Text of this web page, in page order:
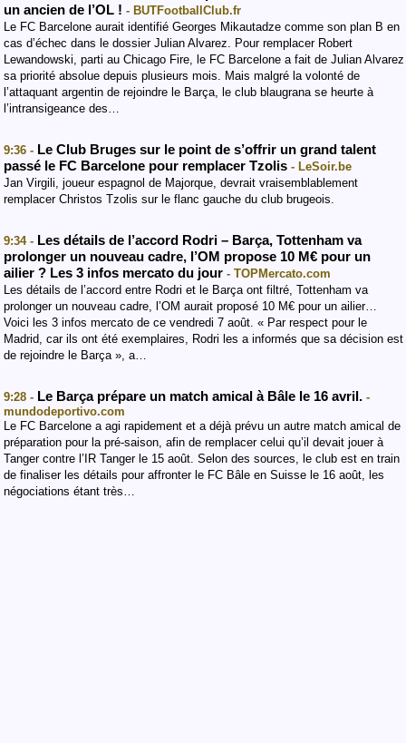
un ancien de l’OL ! - BUTFootballClub.fr
Le FC Barcelone aurait identifié Georges Mikautadze comme son plan B en
cas d’échec dans le dossier Julian Alvarez. Pour remplacer Robert
Lewandowski, parti au Chicago Fire, le FC Barcelone a fait de Julian Alvarez
sa priorité absolue depuis plusieurs mois. Mais malgré la volonté de
l’attaquant argentin de rejoindre le Barça, le club blaugrana se heurte à
l’intransigeance des…
9:36 - Le Club Bruges sur le point de s’offrir un grand talent
passé le FC Barcelone pour remplacer Tzolis - LeSoir.be
Jan Virgili, joueur espagnol de Majorque, devrait vraisemblablement
remplacer Christos Tzolis sur le flanc gauche du club brugeois.
9:34 - Les détails de l’accord Rodri – Barça, Tottenham va
prolonger un nouveau cadre, l’OM propose 10 M€ pour un
ailier ? Les 3 infos mercato du jour - TOPMercato.com
Les détails de l’accord entre Rodri et le Barça ont filtré, Tottenham va
prolonger un nouveau cadre, l’OM aurait proposé 10 M€ pour un ailier…
Voici les 3 infos mercato de ce vendredi 7 août. « Par respect pour le
Madrid, car ils ont été exemplaires, Rodri les a informés que sa décision est
de rejoindre le Barça », a…
9:28 - Le Barça prépare un match amical à Bâle le 16 avril. -
mundodeportivo.com
Le FC Barcelone a agi rapidement et a déjà prévu un autre match amical de
préparation pour la pré-saison, afin de remplacer celui qu’il devait jouer à
Tanger contre l’IR Tanger le 15 août. Selon des sources, le club est en train
de finaliser les détails pour affronter le FC Bâle en Suisse le 16 août, les
négociations étant très…